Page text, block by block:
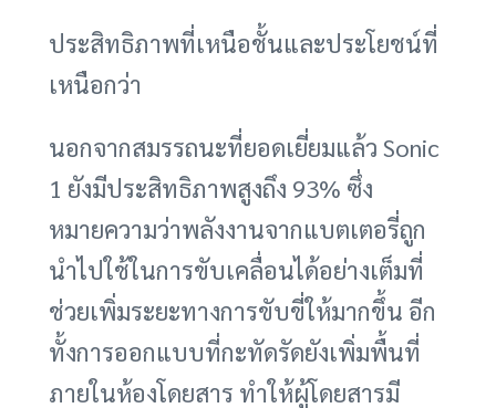
ประสิทธิภาพที่เหนือชั้นและประโยชน์ที่
เหนือกว่า
นอกจากสมรรถนะที่ยอดเยี่ยมแล้ว Sonic
1 ยังมีประสิทธิภาพสูงถึง 93% ซึ่ง
หมายความว่าพลังงานจากแบตเตอรี่ถูก
นำไปใช้ในการขับเคลื่อนได้อย่างเต็มที่
ช่วยเพิ่มระยะทางการขับขี่ให้มากขึ้น อีก
ทั้งการออกแบบที่กะทัดรัดยังเพิ่มพื้นที่
ภายในห้องโดยสาร ทำให้ผู้โดยสารมี